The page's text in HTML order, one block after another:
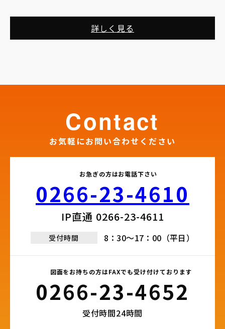
詳しく見る
お気軽にお問い合わせください
contact
お急ぎの方はお電話下さい
0266-23-4610​
IP直通 0266-23-4611​
受付時間 8：30～17：00（平日）
図面をお持ちの方はFAXでも受け付けております
0266-23-4652​
受付時間24時間